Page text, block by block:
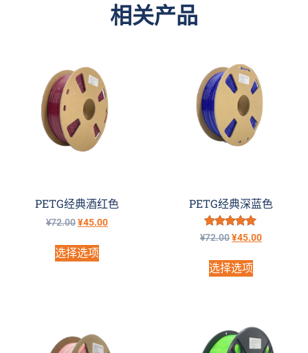
相关产品
PETG经典酒红色
¥72.00¥45.00
选择选项
PETG经典深蓝色
评分
5.00
¥72.00¥45.00
选择选项